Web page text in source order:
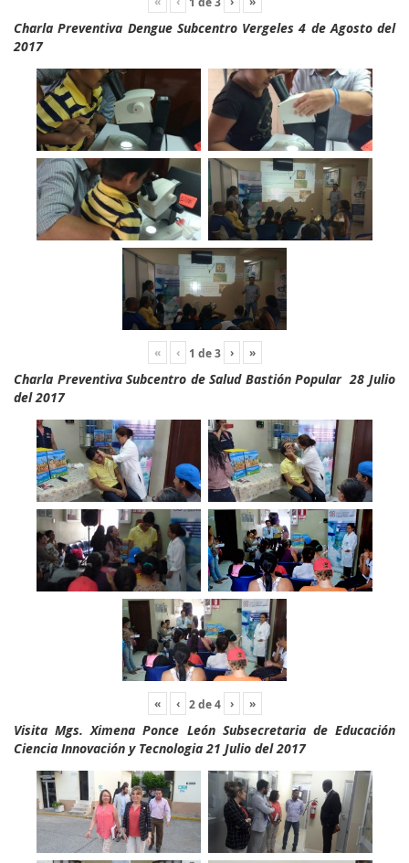
Charla Preventiva Dengue Subcentro Vergeles 4 de Agosto del
2017
« ‹ 1 de3 › »
Charla Preventiva Subcentro de Salud Bastión Popular 28 Julio
del 2017
« ‹ 2de4 › »
Visita Mgs. Ximena Ponce León Subsecretaria de Educación
Ciencia Innovación y Tecnologia 21 Julio del 2017